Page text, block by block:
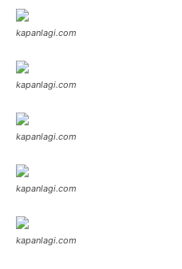
kapanlagi.com
kapanlagi.com
kapanlagi.com
kapanlagi.com
kapanlagi.com